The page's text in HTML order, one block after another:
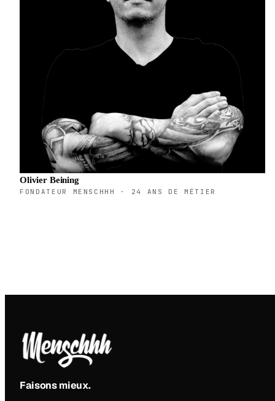
Olivier Beining
FONDATEUR MENSCHHH · 24 ANS DE MÉTIER
Faisons mieux.